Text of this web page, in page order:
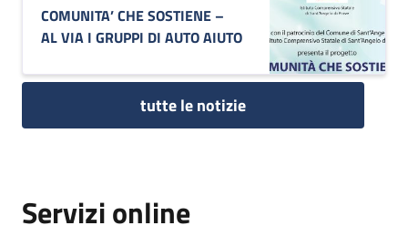
COMUNITA’ CHE SOSTIENE –
AL VIA I GRUPPI DI AUTO AIUTO
tutte le notizie
Servizi online